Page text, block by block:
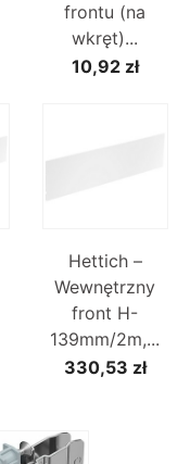
frontu (na
wkręt)...
10,92 zł
Hettich –
Wewnętrzny
front H-
139mm/2m,...
330,53 zł